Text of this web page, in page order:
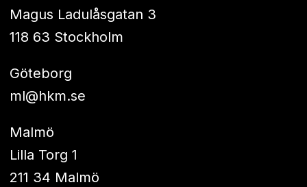
Magus Ladulåsgatan 3
118 63 Stockholm
Göteborg
ml@hkm.se
Malmö
Lilla Torg 1
211 34 Malmö